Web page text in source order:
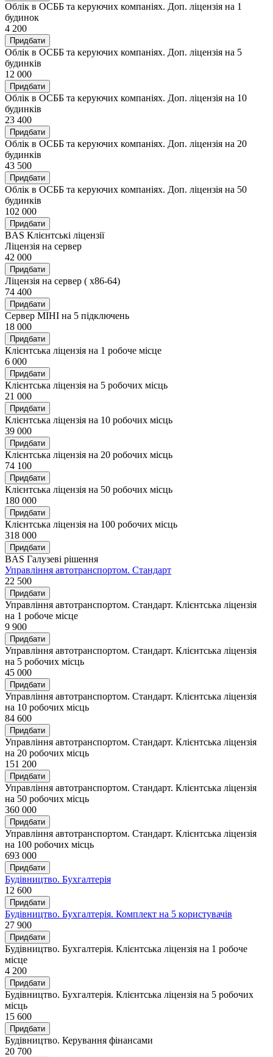
Облік в ОСББ та керуючих компаніях. Доп. ліцензія на 1
будинок
4 200
Придбати
Облік в ОСББ та керуючих компаніях. Доп. ліцензія на 5
будинків
12 000
Придбати
Облік в ОСББ та керуючих компаніях. Доп. ліцензія на 10
будинків
23 400
Придбати
Облік в ОСББ та керуючих компаніях. Доп. ліцензія на 20
будинків
43 500
Придбати
Облік в ОСББ та керуючих компаніях. Доп. ліцензія на 50
будинків
102 000
Придбати
BAS Клієнтські ліцензії
Ліцензія на сервер
42 000
Придбати
Ліцензія на сервер ( х86-64)
74 400
Придбати
Сервер МІНІ на 5 підключень
18 000
Придбати
Клієнтська ліцензія на 1 робоче місце
6 000
Придбати
Клієнтська ліцензія на 5 робочих місць
21 000
Придбати
Клієнтська ліцензія на 10 робочих місць
39 000
Придбати
Клієнтська ліцензія на 20 робочих місць
74 100
Придбати
Клієнтська ліцензія на 50 робочих місць
180 000
Придбати
Клієнтська ліцензія на 100 робочих місць
318 000
Придбати
BAS Галузеві рішення
Управління автотранспортом. Стандарт
22 500
Придбати
Управління автотранспортом. Стандарт. Клієнтська ліцензія
на 1 робоче місце
9 900
Придбати
Управління автотранспортом. Стандарт. Клієнтська ліцензія
на 5 робочих місць
45 000
Придбати
Управління автотранспортом. Стандарт. Клієнтська ліцензія
на 10 робочих місць
84 600
Придбати
Управління автотранспортом. Стандарт. Клієнтська ліцензія
на 20 робочих місць
151 200
Придбати
Управління автотранспортом. Стандарт. Клієнтська ліцензія
на 50 робочих місць
360 000
Придбати
Управління автотранспортом. Стандарт. Клієнтська ліцензія
на 100 робочих місць
693 000
Придбати
Будівництво. Бухгалтерія
12 600
Придбати
Будівництво. Бухгалтерія. Комплект на 5 користувачів
27 900
Придбати
Будівництво. Бухгалтерія. Клієнтська ліцензія на 1 робоче
місце
4 200
Придбати
Будівництво. Бухгалтерія. Клієнтська ліцензія на 5 робочих
місць
15 600
Придбати
Будівництво. Керування фінансами
20 700